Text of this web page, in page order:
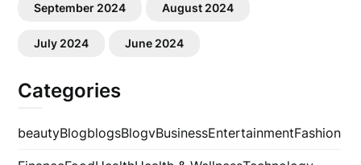
September 2024 August 2024
July 2024 June 2024
Categories
beautyBlogblogsBlogvBusinessEntertainmentFashion